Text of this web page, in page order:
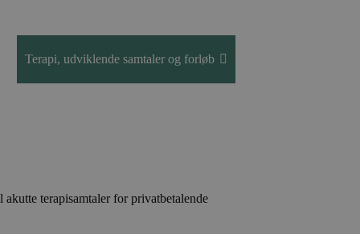
Terapi, udviklende samtaler og forløb
terapisamtaler for privatbetalende